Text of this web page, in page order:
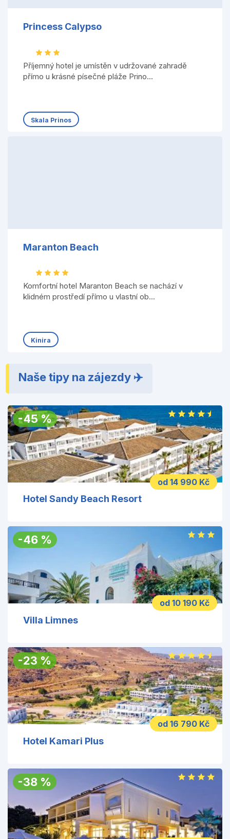
Princess Calypso
Příjemný hotel je umístěn v udržované zahradě
přímo u krásné písečné pláže Prino...
Skala Prinos
Maranton Beach
Komfortní hotel Maranton Beach se nachází v
klidném prostředí přímo u vlastní ob...
Kinira
Naše tipy na zájezdy ✈️
od 14 990 Kč
-45%
Hotel Sandy Beach Resort
od 10 190 Kč
-46 %
Villa Limnes
od 16 790 Kč
-23 %
Hotel Kamari Plus
-38 %